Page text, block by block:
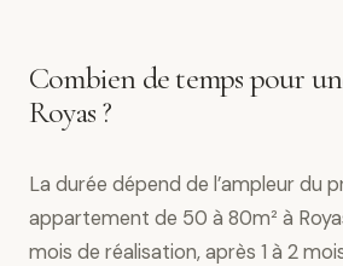
Combien de temps pour
Royas ?
La durée dépend de l’ampleur du
appartement de 50 à 80m² à
mois de réalisation, après 1 à 2